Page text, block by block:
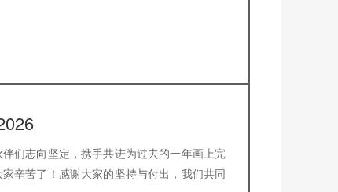
们志向坚定，携手共进为过去的一年画上完
辛苦了！感谢大家的坚持与付出，我们共同